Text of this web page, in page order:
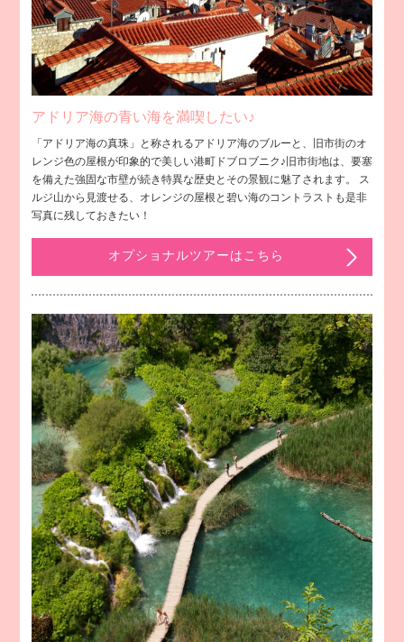
アドリア海の青い海を満喫したい♪
「アドリア海の真珠」と称されるアドリア海のブルーと、旧市街のオ
レンジ色の屋根が印象的で美しい港町ドブロブニク♪旧市街地は、要塞
を備えた強固な市壁が続き特異な歴史とその景観に魅了されます。 ス
ルジ山から見渡せる、オレンジの屋根と碧い海のコントラストも是非
写真に残しておきたい！
オプショナルツアーはこちら